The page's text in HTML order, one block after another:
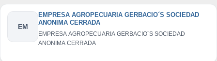
EM
EMPRESA AGROPECUARIA GERBACIO´S SOCIEDAD
ANONIMA CERRADA
EMPRESA AGROPECUARIA GERBACIO´S SOCIEDAD
ANONIMA CERRADA